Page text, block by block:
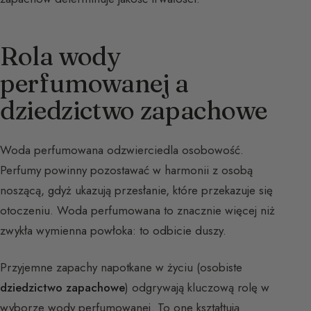
Rola wody
perfumowanej a
dziedzictwo zapachowe
Woda perfumowana odzwierciedla osobowość.
Perfumy powinny pozostawać w harmonii z osobą
noszącą, gdyż ukazują przesłanie, które przekazuje się
otoczeniu. Woda perfumowana to znacznie więcej niż
zwykła wymienna powłoka: to odbicie duszy.
Przyjemne zapachy napotkane w życiu (osobiste
dziedzictwo zapachowe) odgrywają kluczową rolę w
wyborze wody perfumowanej. To one kształtują